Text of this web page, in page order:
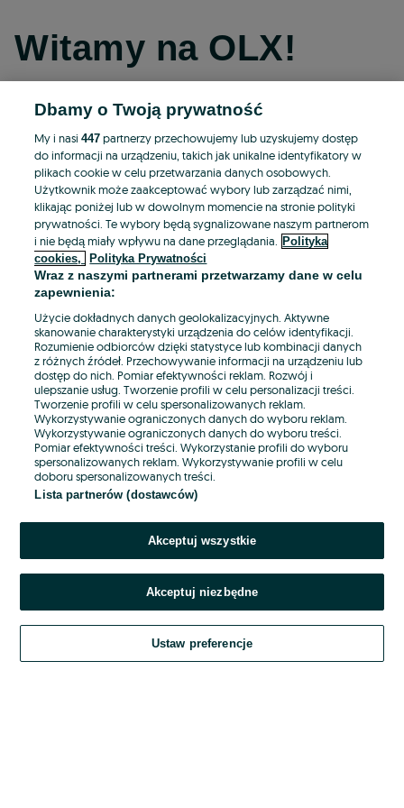
Witamy na OLX!
Kontynuuj przez Facebooka
Kontynuuj przez konto Apple
Kontynuuj przez konto Google
LUB
E-mail
Hasło
Nie pamiętasz hasła?
Zaloguj się
Kontynuując za pośrednictwem jednego z dostawców wskazanych powyżej,
Regulamin serwisu OLX.pl w jego aktualnym brzmieniu.
Dbamy o Twoją prywatność
My i nasi447 partnerzy przechowujemy lub uzyskujemy dostęp
do informacji na urządzeniu, takich jak unikalne identyfikatory w
plikach cookie w celu przetwarzania danych osobowych.
Użytkownik może zaakceptować wybory lub zarządzać nimi,
klikając poniżej lub w dowolnym momencie na stronie polityki
prywatności. Te wybory będą sygnalizowane naszym partnerom
i nie będą miały wpływu na dane przeglądania.
Polityka
cookies,
Polityka Prywatności
Wraz z naszymi partnerami przetwarzamy dane w celu
zapewnienia:
Użycie dokładnych danych geolokalizacyjnych. Aktywne
skanowanie charakterystyki urządzenia do celów identyfikacji.
Rozumienie odbiorców dzięki statystyce lub kombinacji danych
z różnych źródeł. Przechowywanie informacji na urządzeniu lub
dostęp do nich. Pomiar efektywności reklam. Rozwój i
ulepszanie usług. Tworzenie profili w celu personalizacji treści.
Tworzenie profili w celu spersonalizowanych reklam.
Wykorzystywanie ograniczonych danych do wyboru reklam.
Wykorzystywanie ograniczonych danych do wyboru treści.
Pomiar efektywności treści. Wykorzystanie profili do wyboru
spersonalizowanych reklam. Wykorzystywanie profili w celu
doboru spersonalizowanych treści.
Lista partnerów (dostawców)
Akceptuj wszystkie
Akceptuj niezbędne
Ustaw preferencje